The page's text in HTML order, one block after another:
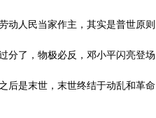
动人民当家作主，其实是普世原则
分了，物极必反，邓小平闪亮登场
后是末世，末世终结于动乱和革命